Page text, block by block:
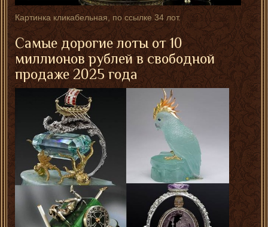
Картинка кликабельная, по ссылке 34 лот.
Самые дорогие лоты от 10
миллионов рублей в свободной
продаже 2025 года